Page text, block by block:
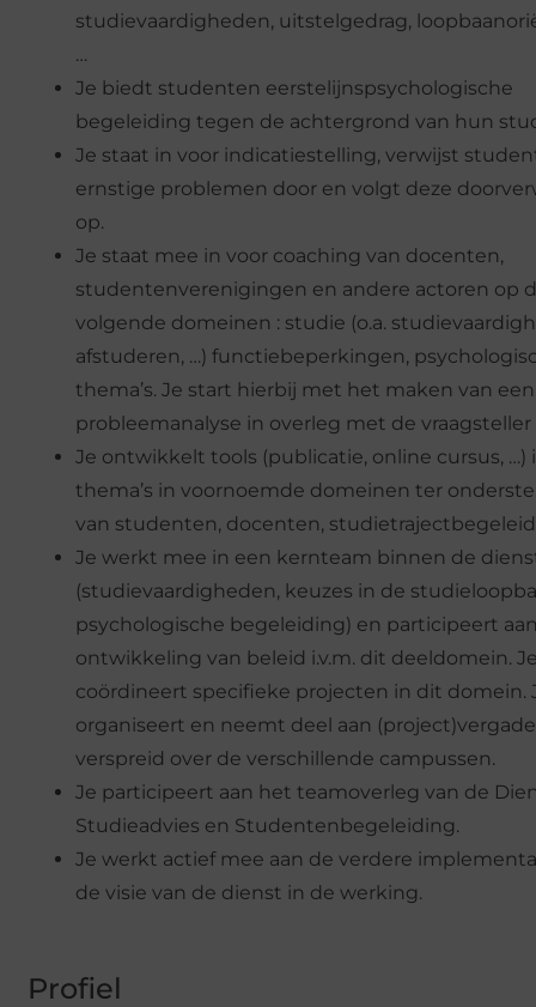
studievaardigheden, uitstelgedrag,
…
Je biedt studenten eerstelijnspsychologische
begeleiding tegen de achtergrond van hun
Je staat in voor indicatiestelling, verwijst
ernstige problemen door en volgt deze
op.
Je staat mee in voor coaching van docenten,
studentenverenigingen en andere actoren op
volgende domeinen : studie (o.a.
afstuderen, …) functiebeperkingen,
thema’s. Je start hierbij met het maken van een
probleemanalyse in overleg met de vraagsteller
Je ontwikkelt tools (publicatie, online cursus, …)
thema’s in voornoemde domeinen ter
van studenten, docenten,
Je werkt mee in een kernteam binnen de
(studievaardigheden, keuzes in de
psychologische begeleiding) en participeert
ontwikkeling van beleid i.v.m. dit deeldomein.
coördineert specifieke projecten in dit domein.
organiseert en neemt deel aan
verspreid over de verschillende campussen.
Je participeert aan het teamoverleg van de
Studieadvies en Studentenbegeleiding.
Je werkt actief mee aan de verdere
de visie van de dienst in de werking.
Profiel